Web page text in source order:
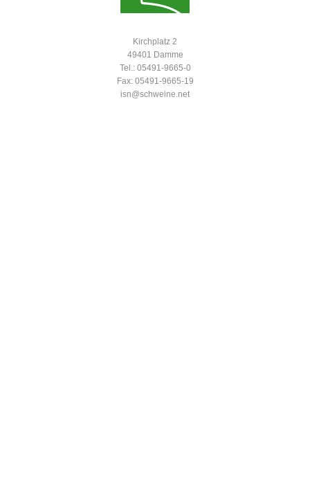
Kirchplatz 2
49401 Damme
Tel.: 05491-9665-0
Fax: 05491-9665-19
isn@schweine.net